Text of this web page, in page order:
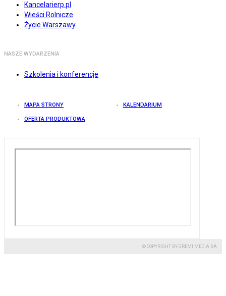
Kancelarierp.pl
Wieści Rolnicze
Życie Warszawy
NASZE WYDARZENIA
Szkolenia i konferencje
MAPA STRONY KALENDARIUM
OFERTA PRODUKTOWA
© COPYRIGHT BY GREMI MEDIA SA